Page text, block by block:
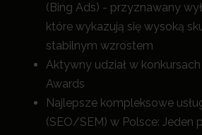
(Bing Ads) - przyznawany
które wykazują się wysoką
stabilnym wzrostem
Aktywny udział w
Awards
Najlepsze kompleksowe
(SEO/SEM) w Polsce: Jeden